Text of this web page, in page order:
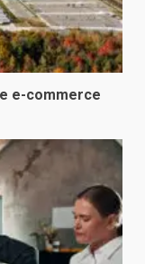
e-commerce